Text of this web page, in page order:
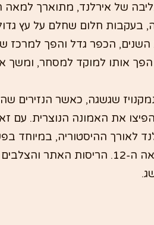
בעקבות חלום שחלם על עץ
השנים, הכפר גדל והפך למרכז
הפך אותו למוקד למסחר, ומשך
שגשגה, כאשר הנזירים
את האמונה הנוצרית. עם
ההיסטוריה, במיוחד
של דבר נחרבה וננטשה במהלך המאה ה-12.